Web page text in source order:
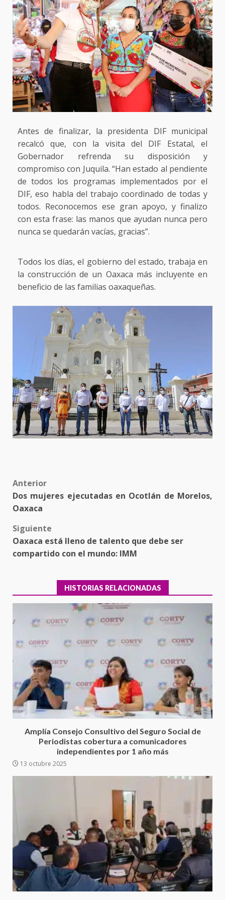
Antes de finalizar, la presidenta DIF municipal
recalcó que, con la visita del DIF Estatal, el
Gobernador refrenda su disposición y
compromiso con Juquila. “Han estado al pendiente
de todos los programas implementados por el
DIF, eso habla del trabajo coordinado de todas y
todos. Reconocemos ese gran apoyo, y finalizo
con esta frase: las manos que ayudan nunca pero
nunca se quedarán vacías, gracias”.
Todos los días, el gobierno del estado, trabaja en
la construcción de un Oaxaca más incluyente en
beneficio de las familias oaxaqueñas.
Post
navigation
Anterior
Dos mujeres ejecutadas en Ocotlán de Morelos,
Oaxaca
Siguiente
Oaxaca está lleno de talento que debe ser
compartido con el mundo: IMM
HISTORIAS RELACIONADAS
Amplía Consejo Consultivo del Seguro Social de
Periodistas cobertura a comunicadores
independientes por 1 año más
13 octubre 2025
Ciudad Salud: justicia social para
5 agosto 2026
con el Gobernador Salomón Jara
de la transformación en
territorio oaxaqueño
30 julio 2026
5
Secretaría de Gobierno refuerza
presencia institucional en San
Juan Mazatlán
20 julio 2026